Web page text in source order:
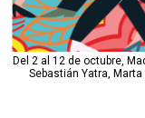
Del 2 al 12 de octubre,
Sebastián Yatra,